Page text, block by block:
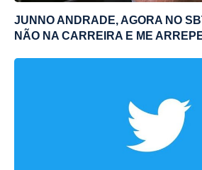
JUNNO ANDRADE, AGORA NO
NÃO NA CARREIRA E ME